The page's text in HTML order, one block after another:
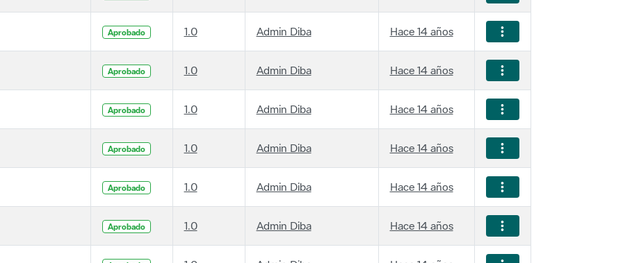
Aprobado 1.0 Admin Diba Hace 14 años
1.0 Admin Diba Hace 14 años
Aprobado 1.0 Admin Diba Hace 14 años
1.0 Admin Diba Hace 14 años
Aprobado 1.0 Admin Diba Hace 14 años
1.0 Admin Diba Hace 14 años
Aprobado 1.0 Admin Diba Hace 14 años